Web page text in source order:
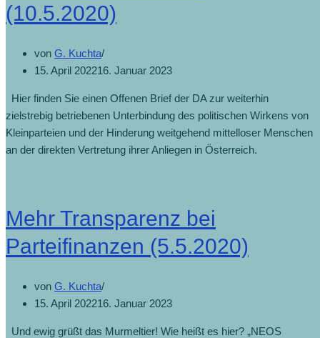
(10.5.2020)
von G. Kuchta
15. April 202216. Januar 2023
Hier finden Sie einen Offenen Brief der DA zur weiterhin
zielstrebig betriebenen Unterbindung des politischen Wirkens von
Kleinparteien und der Hinderung weitgehend mittelloser Menschen
an der direkten Vertretung ihrer Anliegen in Österreich.
Mehr Transparenz bei
Parteifinanzen (5.5.2020)
von G. Kuchta
15. April 202216. Januar 2023
Und ewig grüßt das Murmeltier! Wie heißt es hier? „NEOS